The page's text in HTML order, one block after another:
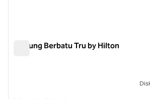
Gunung Berbatu Tru by Hilton